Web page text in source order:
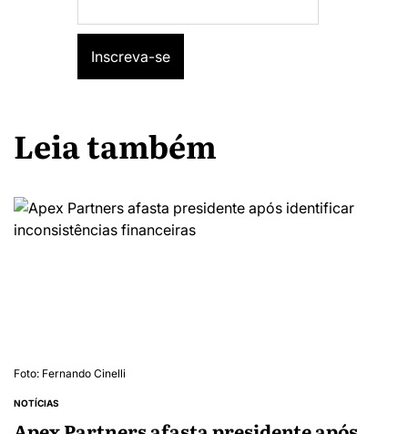
Leia também
Foto: Fernando Cinelli
NOTÍCIAS